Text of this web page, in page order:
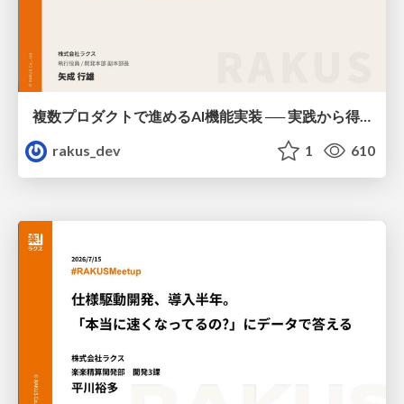
複数プロダクトで進めるAI機能実装 ── 実践から得たリアルな学びとロードマップ実現への挑戦 / AICon2026_yanari
rakus_dev
1 610